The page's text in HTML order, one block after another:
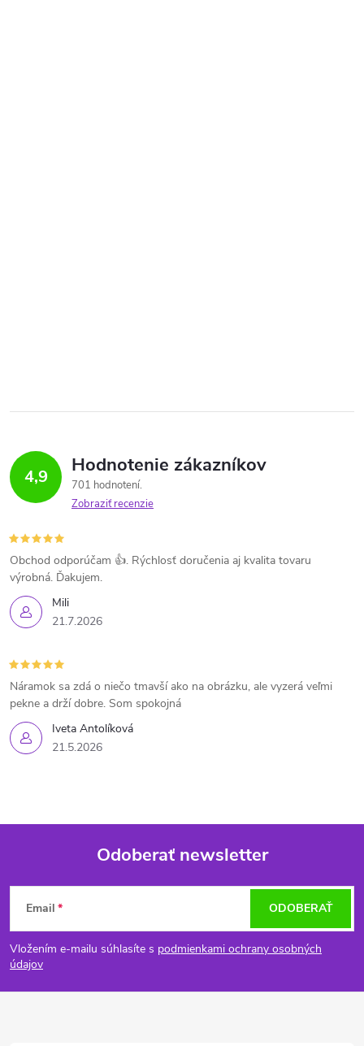
4,9 Hodnotenie zákazníkov
701 hodnotení
Zobraziť recenzie
Mili
21.7.2026
Obchod odporúčam 👍. Rýchlosť doručenia aj kvalita tovaru
výrobná. Ďakujem.
Iveta Antolíková
21.5.2026
Náramok sa zdá o niečo tmavší ako na obrázku, ale vyzerá veľmi
pekne a drží dobre. Som spokojná
Z
á
p
Odoberať newsletter
Email
Vložením e-mailu súhlasíte s podmienkami ochrany osobných
údajov
ODOBERAŤ